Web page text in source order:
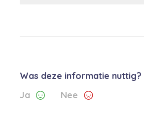
Was deze informatie nuttig?
Ja
Nee